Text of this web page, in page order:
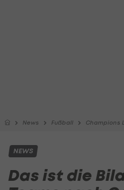
News Fußball Champions
NEWS
Das ist die